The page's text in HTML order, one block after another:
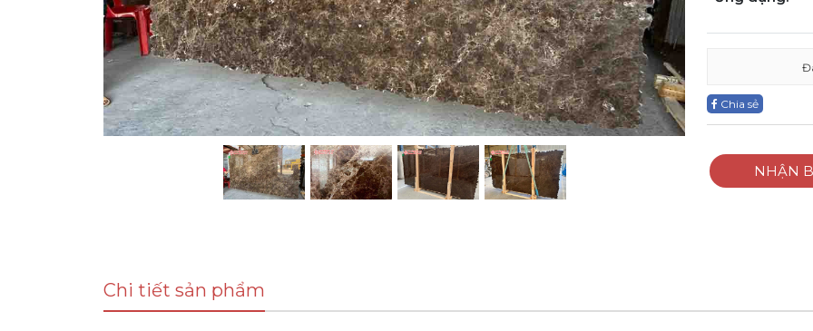
Chia sẻ
NHẬN
Chi tiết sản phẩm